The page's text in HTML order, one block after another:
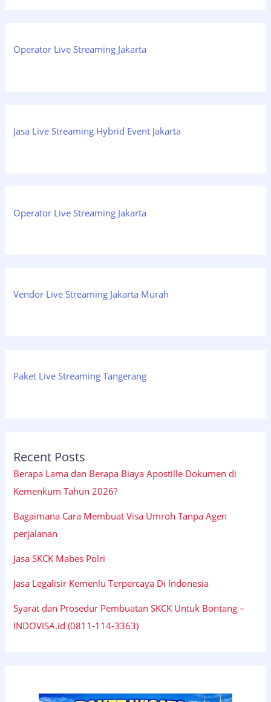
Operator Live Streaming Jakarta
Jasa Live Streaming Hybrid Event Jakarta
Operator Live Streaming Jakarta
Vendor Live Streaming Jakarta Murah
Paket Live Streaming Tangerang
Recent Posts
Berapa Lama dan Berapa Biaya Apostille Dokumen di
Kemenkum Tahun 2026?
Bagaimana Cara Membuat Visa Umroh Tanpa Agen
perjalanan
Jasa SKCK Mabes Polri
Jasa Legalisir Kemenlu Terpercaya Di Indonesia
Syarat dan Prosedur Pembuatan SKCK Untuk Bontang –
INDOVISA.id (0811-114-3363)